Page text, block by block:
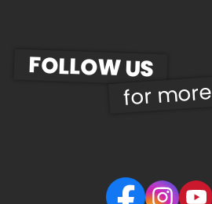
FOLLOW US
for more